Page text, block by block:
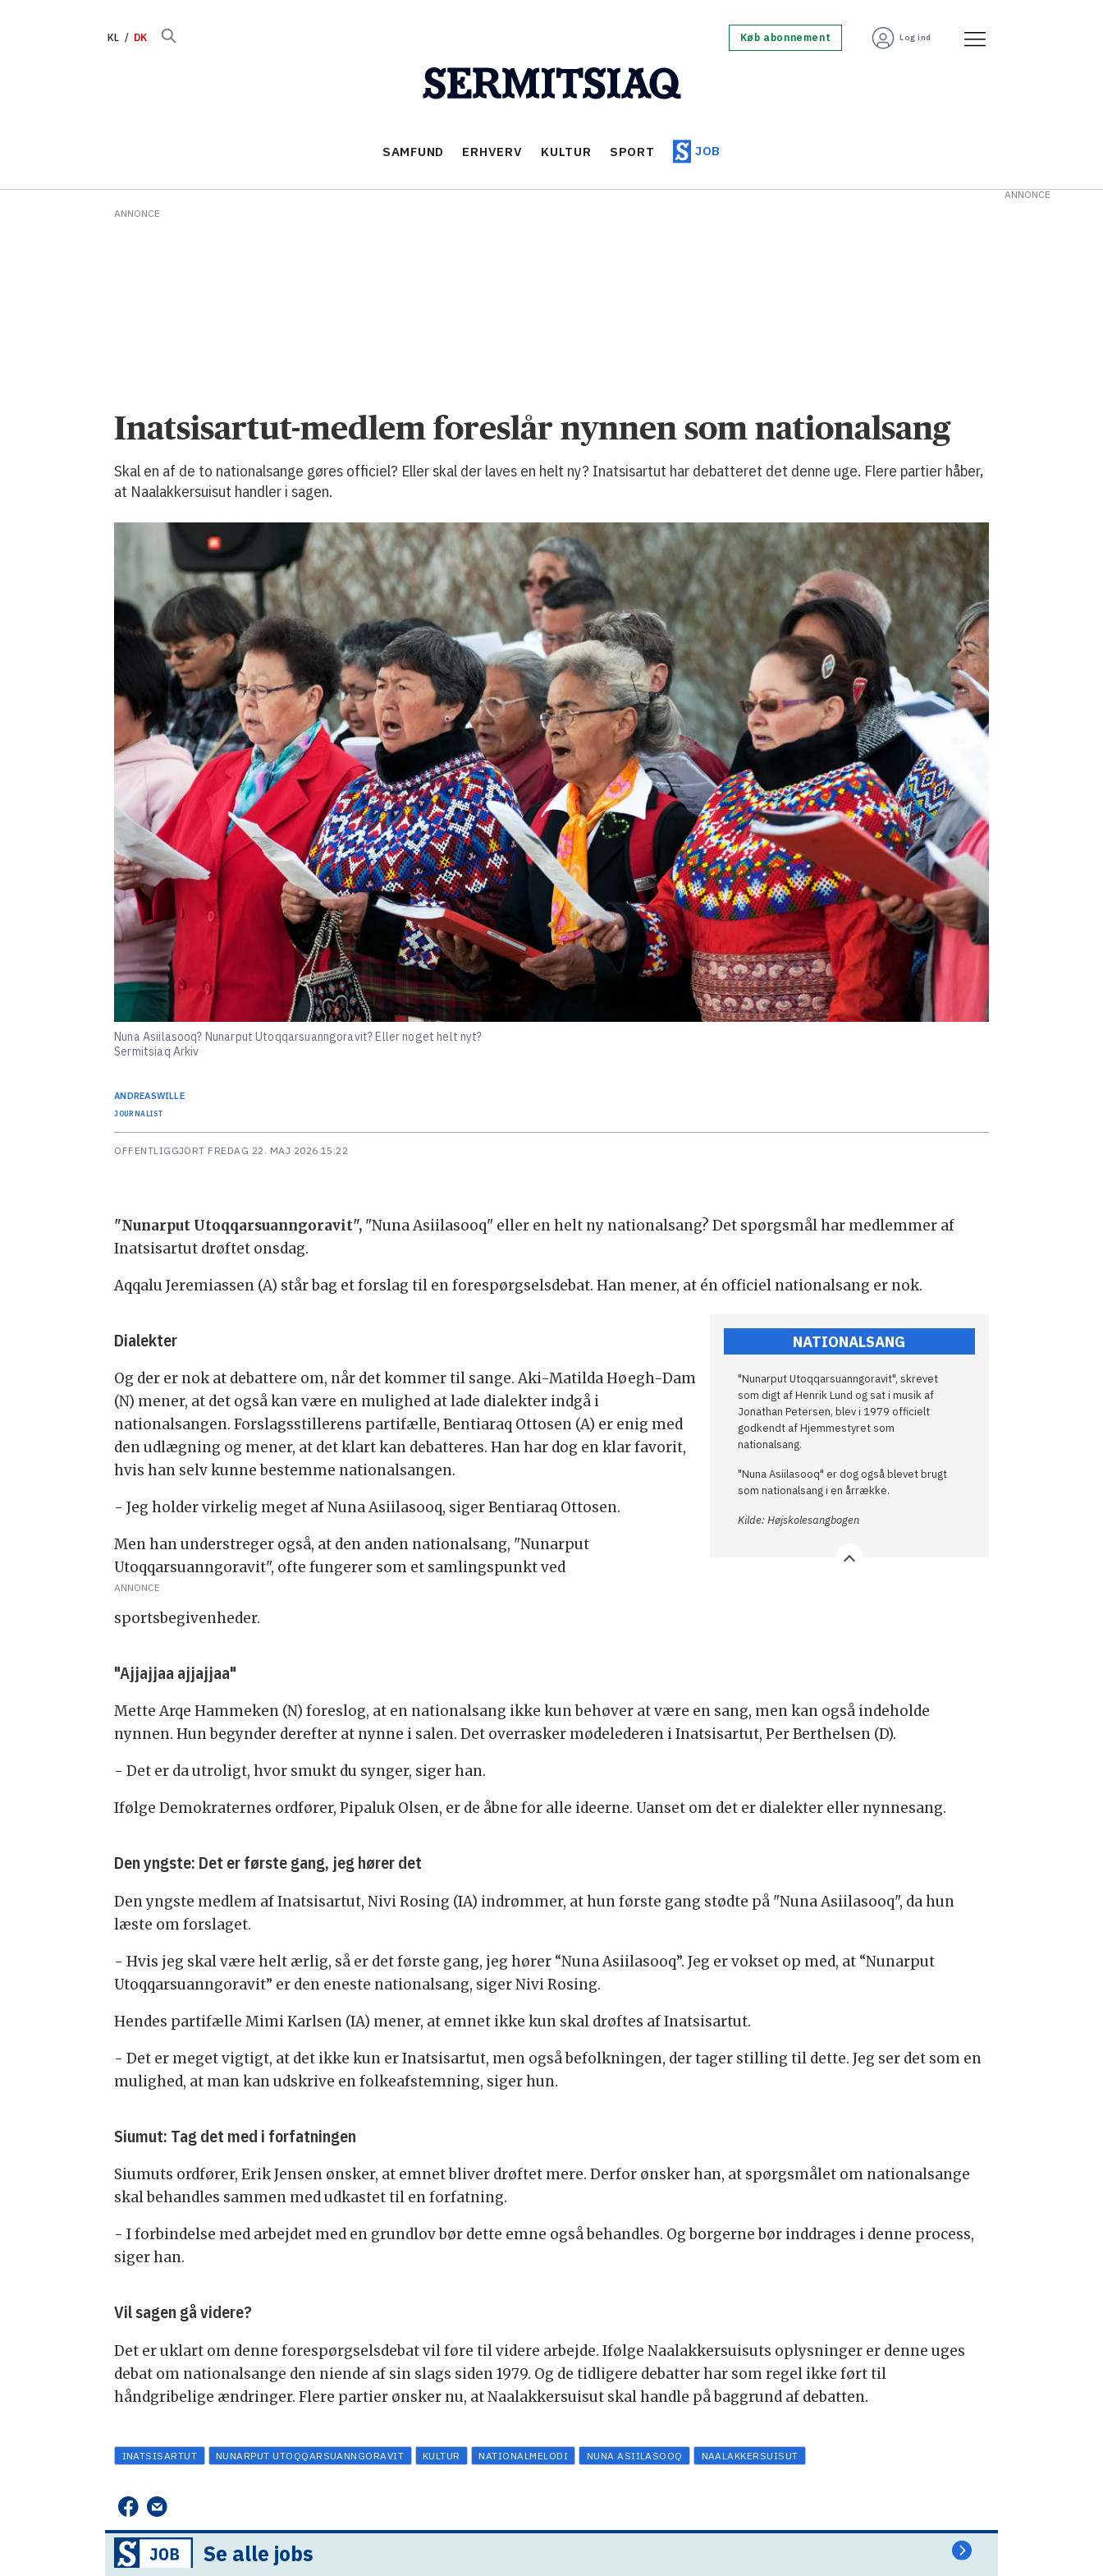
KL DK Køb abonnement Log ind
SAMFUND ERHVERV KULTUR SPORT JOB
ANNONCE
Inatsisartut-medlem foreslår nynnen som nationalsang
Skal en af de to nationalsange gøres officiel? Eller skal der laves en helt ny? Inatsisartut har debatteret det denne uge. Flere partier håber,
at Naalakkersuisut handler i sagen.
Nuna Asiilasooq? Nunarput Utoqqarsuanngoravit? Eller noget helt nyt?
Sermitsiaq Arkiv
ANDREASWILLE
JOURNALIST
OFFENTLIGGJORT FREDAG 22. MAJ 2026 15:22
"Nunarput Utoqqarsuanngoravit", "Nuna Asiilasooq" eller en helt ny nationalsang? Det spørgsmål har medlemmer af
Inatsisartut drøftet onsdag.
Aqqalu Jeremiassen (A) står bag et forslag til en forespørgselsdebat. Han mener, at én officiel nationalsang er nok.
NATIONALSANG
"Nunarput Utoqqarsuanngoravit", skrevet
som digt af Henrik Lund og sat i musik af
Jonathan Petersen, blev i 1979 officielt
godkendt af Hjemmestyret som
nationalsang.
"Nuna Asiilasooq" er dog også blevet brugt
som nationalsang i en årrække.
Kilde: Højskolesangbogen
Dialekter
Og der er nok at debattere om, når det kommer til sange. Aki-Matilda Høegh-Dam
(N) mener, at det også kan være en mulighed at lade dialekter indgå i
nationalsangen. Forslagsstillerens partifælle, Bentiaraq Ottosen (A) er enig med
den udlægning og mener, at det klart kan debatteres. Han har dog en klar favorit,
hvis han selv kunne bestemme nationalsangen.
- Jeg holder virkelig meget af Nuna Asiilasooq, siger Bentiaraq Ottosen.
ANNONCE
Men han understreger også, at den anden nationalsang, "Nunarput
Utoqqarsuanngoravit", ofte fungerer som et samlingspunkt ved
sportsbegivenheder.
"Ajjajjaa ajjajjaa"
Mette Arqe Hammeken (N) foreslog, at en nationalsang ikke kun behøver at være en sang, men kan også indeholde
nynnen. Hun begynder derefter at nynne i salen. Det overrasker mødelederen i Inatsisartut, Per Berthelsen (D).
- Det er da utroligt, hvor smukt du synger, siger han.
Ifølge Demokraternes ordfører, Pipaluk Olsen, er de åbne for alle ideerne. Uanset om det er dialekter eller nynnesang.
Den yngste: Det er første gang, jeg hører det
Den yngste medlem af Inatsisartut, Nivi Rosing (IA) indrømmer, at hun første gang stødte på "Nuna Asiilasooq", da hun
læste om forslaget.
- Hvis jeg skal være helt ærlig, så er det første gang, jeg hører “Nuna Asiilasooq”. Jeg er vokset op med, at “Nunarput
Utoqqarsuanngoravit” er den eneste nationalsang, siger Nivi Rosing.
Hendes partifælle Mimi Karlsen (IA) mener, at emnet ikke kun skal drøftes af Inatsisartut.
- Det er meget vigtigt, at det ikke kun er Inatsisartut, men også befolkningen, der tager stilling til dette. Jeg ser det som en
mulighed, at man kan udskrive en folkeafstemning, siger hun.
Siumut: Tag det med i forfatningen
Siumuts ordfører, Erik Jensen ønsker, at emnet bliver drøftet mere. Derfor ønsker han, at spørgsmålet om nationalsange
skal behandles sammen med udkastet til en forfatning.
- I forbindelse med arbejdet med en grundlov bør dette emne også behandles. Og borgerne bør inddrages i denne process,
siger han.
Vil sagen gå videre?
Det er uklart om denne forespørgselsdebat vil føre til videre arbejde. Ifølge Naalakkersuisuts oplysninger er denne uges
debat om nationalsange den niende af sin slags siden 1979. Og de tidligere debatter har som regel ikke ført til
håndgribelige ændringer. Flere partier ønsker nu, at Naalakkersuisut skal handle på baggrund af debatten.
INATSISARTUT NUNARPUT UTOQQARSUANNGORAVIT KULTUR NATIONALMELODI NUNA ASIILASOOQ NAALAKKERSUISUT
Se alle jobs
ANNONCE